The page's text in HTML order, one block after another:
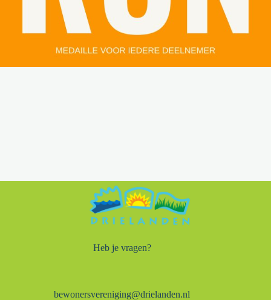
Heb je vragen?
bewonersvereniging@drielanden.nl